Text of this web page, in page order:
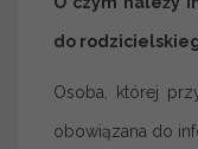
do
Osoba, której
obowiązana do